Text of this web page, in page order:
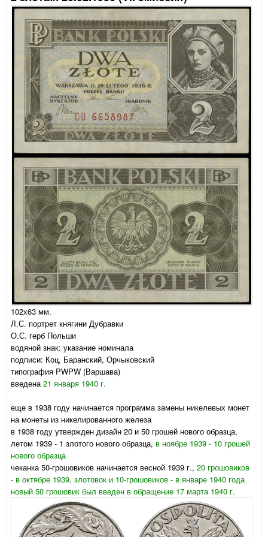
102х63 мм.
Л.С. портрет княгини Дубравки
О.С. герб Польши
водяной знак: указание номинала
подписи: Коц, Баранский, Орчыковский
типография PWPW (Варшава)
введена21 января 1940 г.
еще в 1938 году начинается программа замены никелевых монет
на монеты из никелированного железа
в 1938 году утвержден дизайн 20 и 50 грошей нового образца,
летом 1939 - 1 злотого нового образца, в ноябре 1939 - 10 грошей
нового образца
чеканка 50-грошовиков начинается весной 1939 г., 20 грошовиков
- в октябре 1939, злотовок и 10-грошовиков - в январе 1940 года
новый 50 грошовик был введен в обращение 17 марта 1940 г.